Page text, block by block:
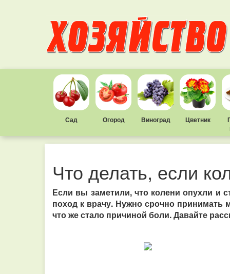
Сад Огород Виноград Цветник
Что делать, если
Если вы заметили, что колени опухли и
поход к врачу. Нужно срочно
что же стало причиной боли. Давайте